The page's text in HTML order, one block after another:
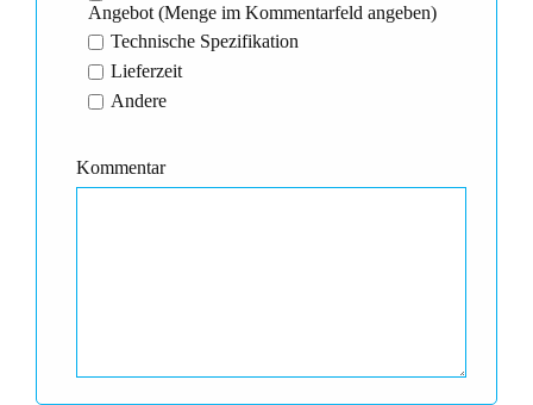
Angebot (Menge im Kommentarfeld angeben)
Technische Spezifikation
Lieferzeit
Andere
Kommentar